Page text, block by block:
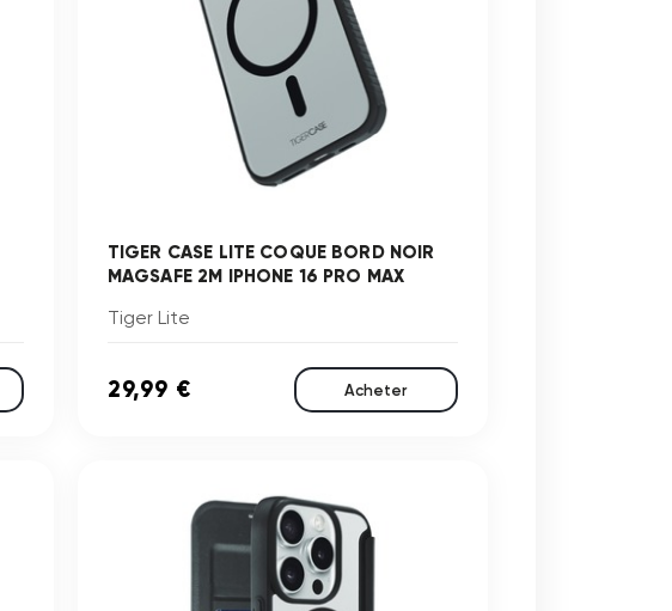
TIGER CASE LITE COQUE BORD NOIR
MAGSAFE 2M IPHONE 16 PRO MAX
Tiger Lite
29,99 € Acheter